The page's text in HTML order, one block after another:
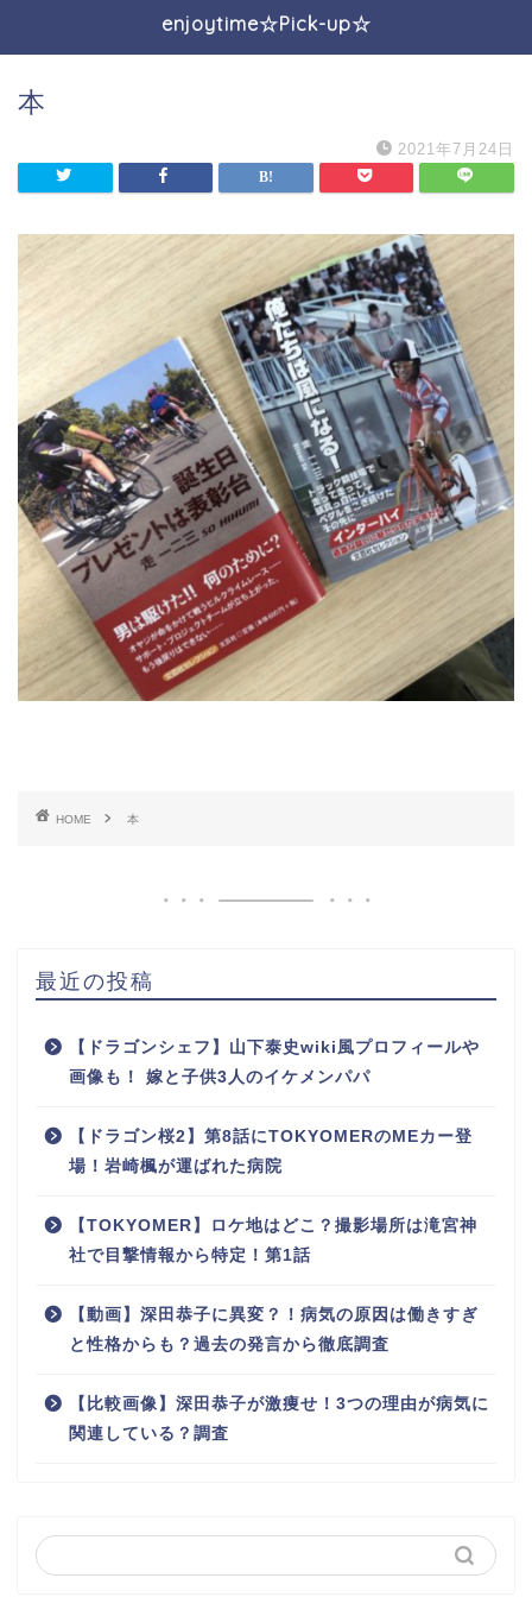
enjoytime☆Pick-up☆
本
2021年7月24日
HOME 本
最近の投稿
【ドラゴンシェフ】山下泰史wiki風プロフィールや
画像も！ 嫁と子供3人のイケメンパパ
【ドラゴン桜2】第8話にTOKYOMERのMEカー登
場！岩崎楓が運ばれた病院
【TOKYOMER】ロケ地はどこ？撮影場所は滝宮神
社で目撃情報から特定！第1話
【動画】深田恭子に異変？！病気の原因は働きすぎ
と性格からも？過去の発言から徹底調査
【比較画像】深田恭子が激痩せ！3つの理由が病気に
関連している？調査